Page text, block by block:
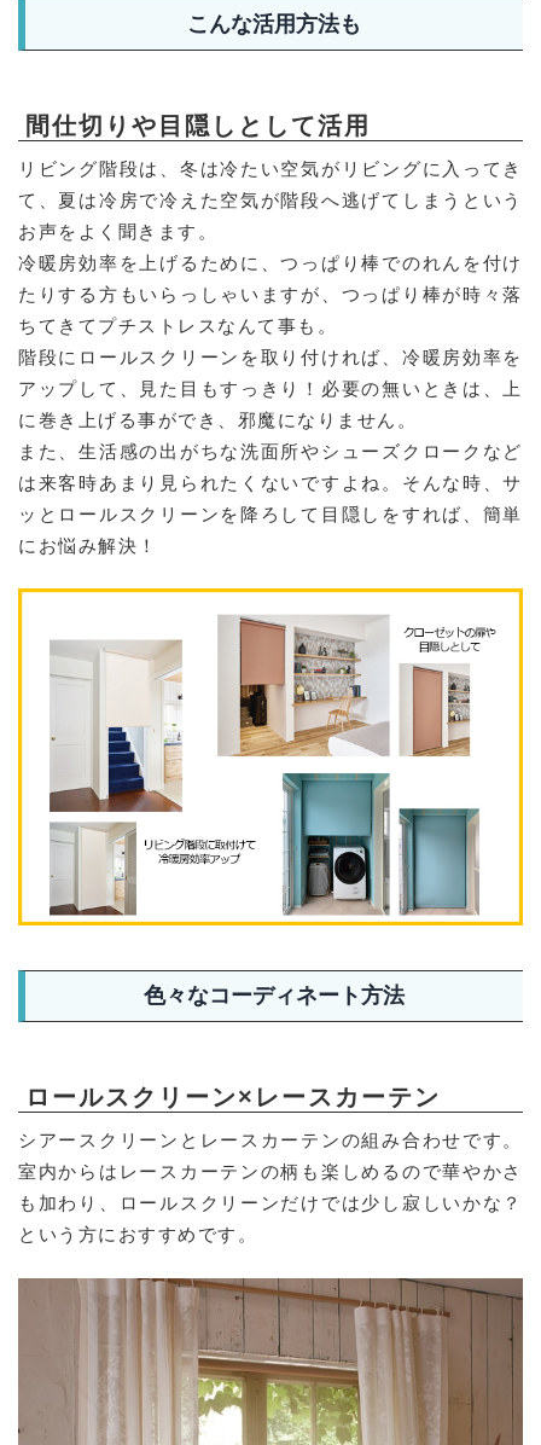
こんな活用方法も
間仕切りや目隠しとして活用
リビング階段は、冬は冷たい空気がリビングに入ってき
て、夏は冷房で冷えた空気が階段へ逃げてしまうという
お声をよく聞きます。
冷暖房効率を上げるために、つっぱり棒でのれんを付け
たりする方もいらっしゃいますが、つっぱり棒が時々落
ちてきてプチストレスなんて事も。
階段にロールスクリーンを取り付ければ、冷暖房効率を
アップして、見た目もすっきり！必要の無いときは、上
に巻き上げる事ができ、邪魔になりません。
また、生活感の出がちな洗面所やシューズクロークなど
は来客時あまり見られたくないですよね。そんな時、サ
ッとロールスクリーンを降ろして目隠しをすれば、簡単
にお悩み解決！
色々なコーディネート方法
ロールスクリーン×レースカーテン
シアースクリーンとレースカーテンの組み合わせです。
室内からはレースカーテンの柄も楽しめるので華やかさ
も加わり、ロールスクリーンだけでは少し寂しいかな？
という方におすすめです。